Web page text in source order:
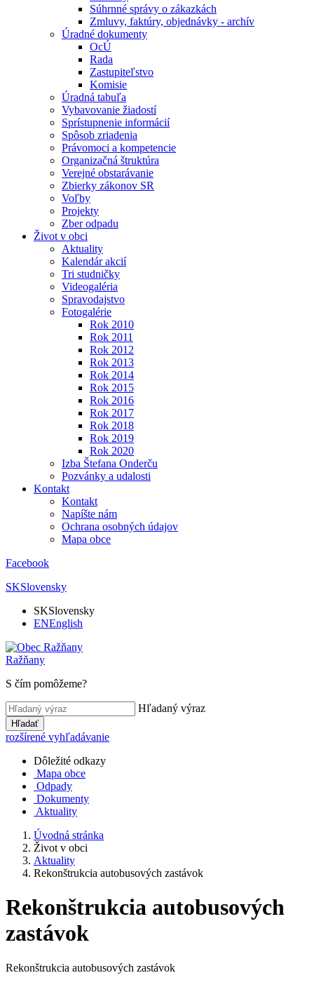
Súhrnné správy o zákazkách
Zmluvy, faktúry, objednávky - archív
Úradné dokumenty
OcÚ
Rada
Zastupiteľstvo
Komisie
Úradná tabuľa
Vybavovanie žiadostí
Sprístupnenie informácií
Spôsob zriadenia
Právomoci a kompetencie
Organizačná štruktúra
Verejné obstarávanie
Zbierky zákonov SR
Voľby
Projekty
Zber odpadu
Život v obci
Aktuality
Kalendár akcií
Tri studničky
Videogaléria
Spravodajstvo
Fotogalérie
Rok 2010
Rok 2011
Rok 2012
Rok 2013
Rok 2014
Rok 2015
Rok 2016
Rok 2017
Rok 2018
Rok 2019
Rok 2020
Izba Štefana Onderču
Pozvánky a udalosti
Kontakt
Kontakt
Napíšte nám
Ochrana osobných údajov
Mapa obce
Facebook
SKSlovensky
SKSlovensky
ENEnglish
Ražňany
S čím pomôžeme?
Hľadaný výraz
Hľadať
rozšírené vyhľadávanie
Dôležité odkazy
Mapa obce
Odpady
Dokumenty
Aktuality
Úvodná stránka
Život v obci
Aktuality
Rekonštrukcia autobusových zastávok
Rekonštrukcia autobusových
zastávok
Rekonštrukcia autobusových zastávok